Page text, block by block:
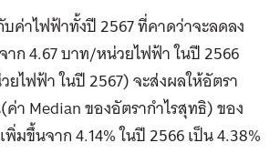
ค่าไฟฟ้าทั้งปี 2567 ที่คาดว่าจะลดลง
าก 4.67 บาท/หน่วยไฟฟ้า ในปี 2566
ยไฟฟ้า ในปี 2567) จะส่งผลให้อัตรา
า Median ของอัตรากำไรสุทธิ) ของ
มขึ้นจาก 4.14% ในปี 2566 เป็น 4.38%